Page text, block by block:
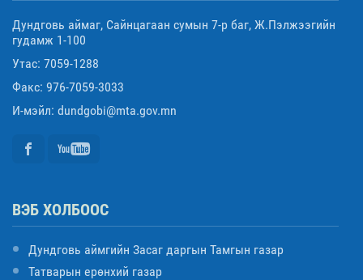
Дундговь аймаг, Сайнцагаан сумын 7-р баг, Ж.Пэлжээгийн
гудамж 1-100
Утас: 7059-1288
Факс: 976-7059-3033
И-мэйл: dundgobi@mta.gov.mn
ВЭБ ХОЛБООС
Дундговь аймгийн Засаг даргын Тамгын газар
Татварын ерөнхий газар